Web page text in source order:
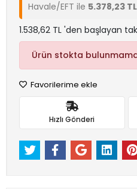
Havale/EFT ile 5.378,23 TL
1.538,62 TL 'den başlayan
Ürün stokta
Favorilerime ekle
Hızlı Gönderi